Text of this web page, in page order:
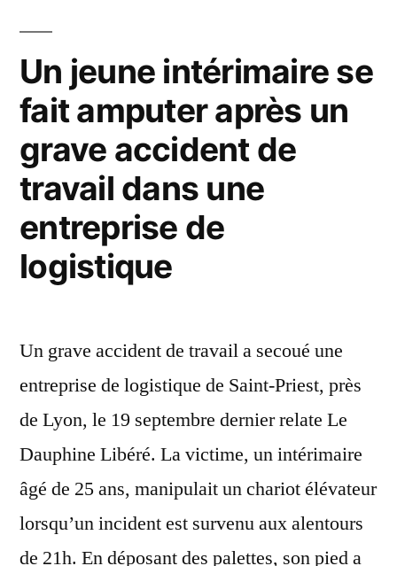
Un jeune intérimaire se
fait amputer après un
grave accident de
travail dans une
entreprise de
logistique
Un grave accident de travail a secoué une
entreprise de logistique de Saint-Priest, près
de Lyon, le 19 septembre dernier relate Le
Dauphine Libéré. La victime, un intérimaire
âgé de 25 ans, manipulait un chariot élévateur
lorsqu’un incident est survenu aux alentours
de 21h. En déposant des palettes, son pied a